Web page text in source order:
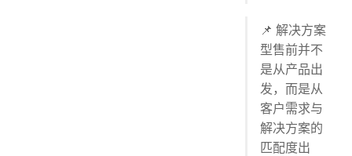
📌 解决方案
型售前并不
是从产品出
发，而是从
客户需求与
解决方案的
匹配度出